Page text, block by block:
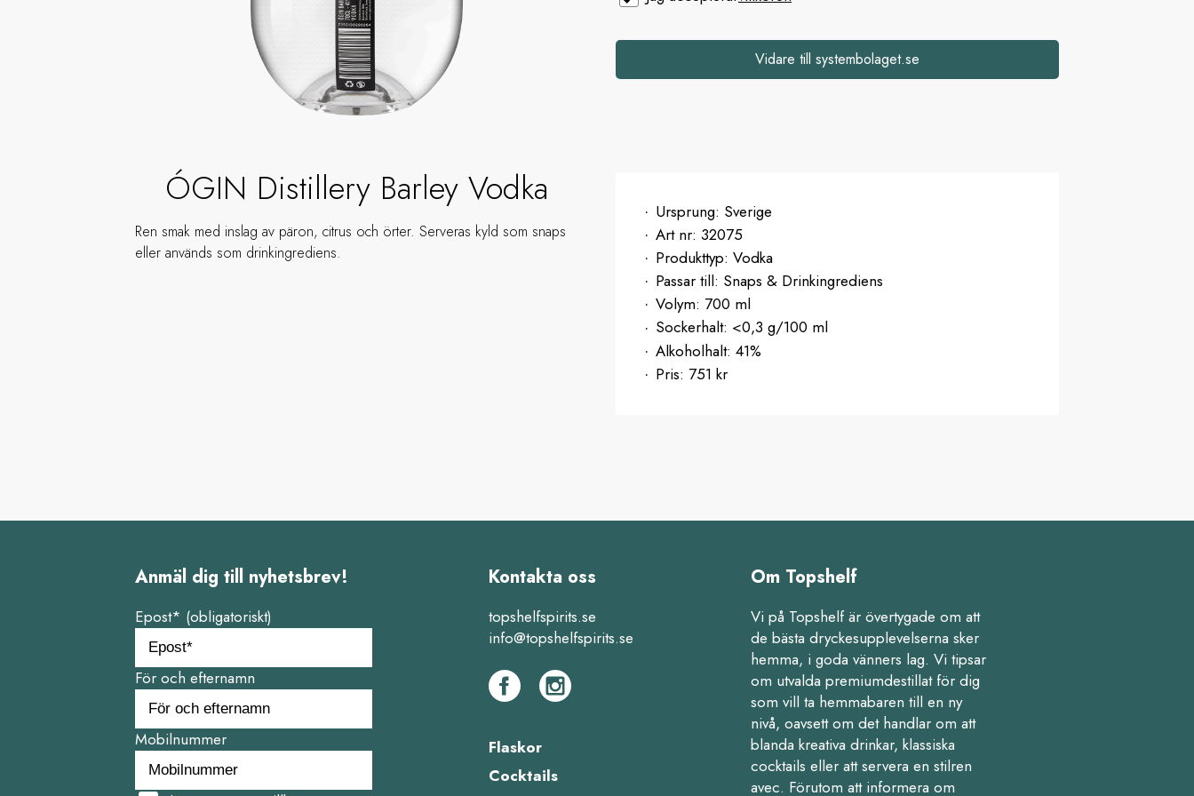
Vidare till systembolaget.se
ÓGIN Distillery Barley Vodka
Ren smak med inslag av päron, citrus och örter. Serveras kyld som snaps
eller används som drinkingrediens.
Ursprung: Sverige
Art nr: 32075
Produkttyp: Vodka
Passar till: Snaps & Drinkingrediens
Volym: 700 ml
Sockerhalt: <0,3 g/100 ml
Alkoholhalt: 41%
Pris: 751 kr
Anmäl dig till nyhetsbrev!
Epost* (obligatoriskt)
För och efternamn
Mobilnummer
Kontakta oss
topshelfspirits.se
info@topshelfspirits.se
Flaskor
Cocktails
Om Topshelf
Vi på Topshelf är övertygade om att
de bästa dryckesupplevelserna sker
hemma, i goda vänners lag. Vi tipsar
om utvalda premiumdestillat för dig
som vill ta hemmabaren till en ny
nivå, oavsett om det handlar om att
blanda kreativa drinkar, klassiska
cocktails eller att servera en stilren
avec. Förutom att informera om